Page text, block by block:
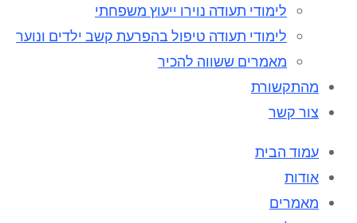
לימודי תעודה נוירו ייעוץ משפחתי
לימודי תעודה טיפול בהפרעת קשב ילדים ונוער
מאמרים ששווה להכיר
מהתקשורת
צור קשר
עמוד הבית
אודות
מאמרים